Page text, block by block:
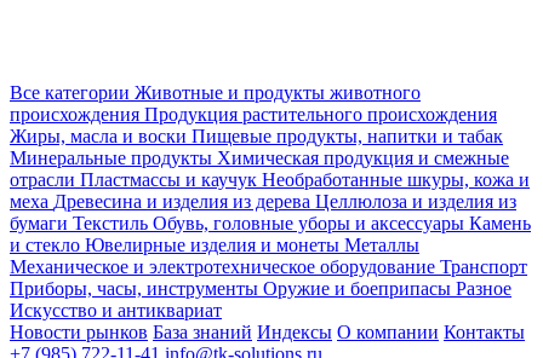
Все категории Животные и продукты животного
происхождения Продукция растительного происхождения
Жиры, масла и воски Пищевые продукты, напитки и табак
Минеральные продукты Химическая продукция и смежные
отрасли Пластмассы и каучук Необработанные шкуры, кожа и
меха Древесина и изделия из дерева Целлюлоза и изделия из
бумаги Текстиль Обувь, головные уборы и аксессуары Камень
и стекло Ювелирные изделия и монеты Металлы
Механическое и электротехническое оборудование Транспорт
Приборы, часы, инструменты Оружие и боеприпасы Разное
Искусство и антиквариат
Новости рынков База знаний Индексы О компании Контакты
+7 (985) 722-11-41 info@tk-solutions.ru